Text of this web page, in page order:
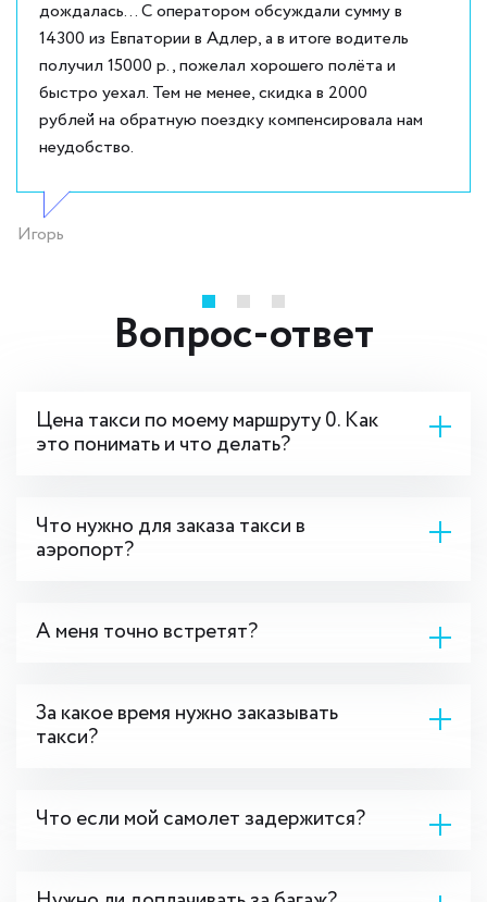
дождалась... С оператором обсуждали сумму в
14300 из Евпатории в Адлер, а в итоге водитель
получил 15000 р., пожелал хорошего полёта и
быстро уехал. Тем не менее, скидка в 2000
рублей на обратную поездку компенсировала нам
неудобство.
Игорь
Вопрос-ответ
Цена такси по моему маршруту 0. Как
это понимать и что делать?
Что нужно для заказа такси в
аэропорт?
А меня точно встретят?
За какое время нужно заказывать
такси?
Что если мой самолет задержится?